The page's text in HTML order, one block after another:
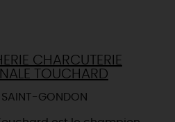
CHARCUTERIE
TOUCHARD
GONDON